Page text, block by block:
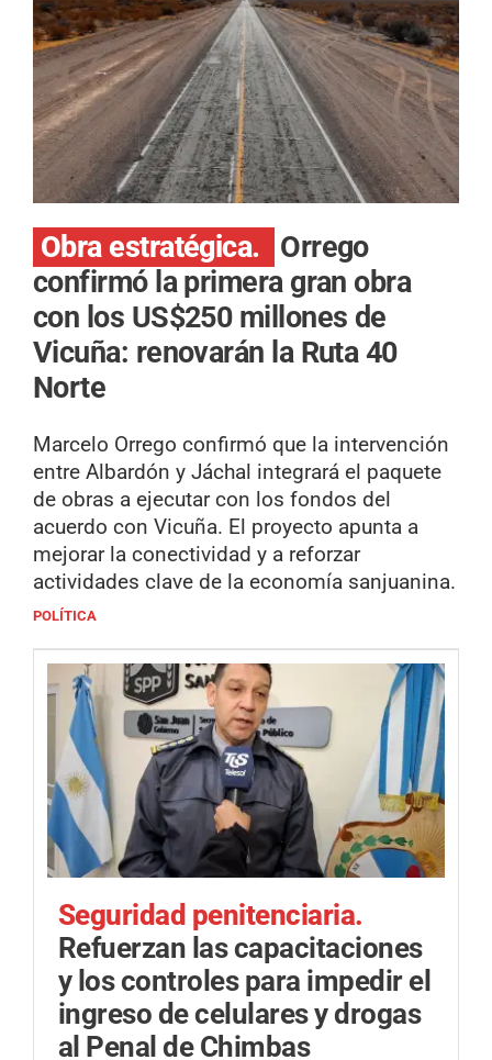
Obra estratégica.
Orrego
confirmó la primera gran obra
con los US$250 millones de
Vicuña: renovarán la Ruta 40
Norte
Marcelo Orrego confirmó que la intervención
entre Albardón y Jáchal integrará el paquete
de obras a ejecutar con los fondos del
acuerdo con Vicuña. El proyecto apunta a
mejorar la conectividad y a reforzar
actividades clave de la economía sanjuanina.
POLÍTICA
Seguridad penitenciaria.
Refuerzan las capacitaciones
y los controles para impedir el
ingreso de celulares y drogas
al Penal de Chimbas